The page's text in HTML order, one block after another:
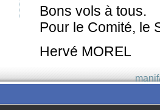
Bons vols à tous.
Pour le Comité, le
Hervé MOREL